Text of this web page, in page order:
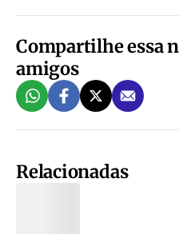
Compartilhe essa
amigos
Relacionadas